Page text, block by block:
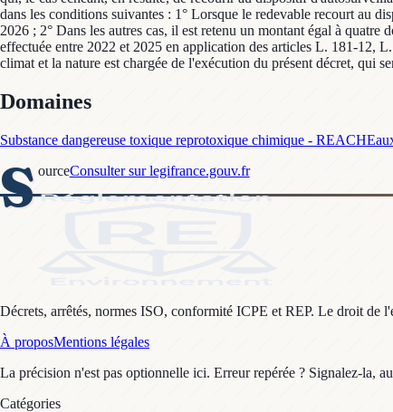
dans les conditions suivantes : 1° Lorsque le redevable recourt au
2026 ; 2° Dans les autres cas, il est retenu un montant égal à
effectuée entre 2022 et 2025 en application des articles L. 181-12,
climat et la nature est chargée de l'exécution du présent décret, qui
Domaines
Substance dangereuse toxique reprotoxique chimique - REACH
S ourceConsulter sur legifrance.gouv.fr
Décrets, arrêtés, normes ISO, conformité ICPE et REP. Le droit de
À proposMentions légales
La précision n'est pas optionnelle ici. Erreur repérée ? Signalez-la,
Catégories